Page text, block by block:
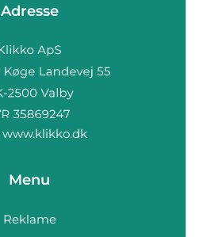
Adresse
www.klikko.dk
Menu
Reklame